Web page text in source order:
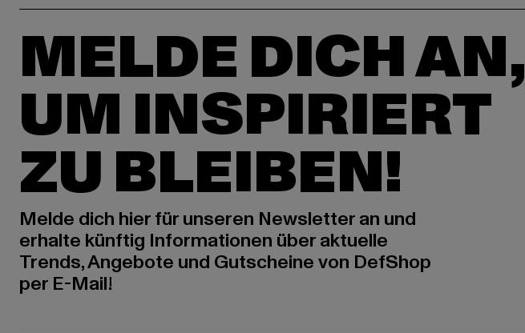
MELDE DICH AN,
UM INSPIRIERT
ZU BLEIBEN!
Melde dich hier für unseren Newsletter an und
erhalte künftig Informationen über aktuelle
Trends, Angebote und Gutscheine von DefShop
per E-Mail!